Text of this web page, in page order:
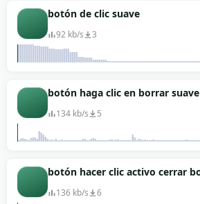
botón de clic suave
92 kb/s 3
botón haga clic en borrar suave
134 kb/s 5
botón hacer clic activo cerrar
136 kb/s 6